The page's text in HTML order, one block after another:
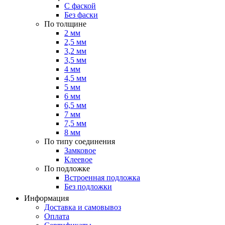
С фаской
Без фаски
По толщине
2 мм
2,5 мм
3,2 мм
3,5 мм
4 мм
4,5 мм
5 мм
6 мм
6,5 мм
7 мм
7,5 мм
8 мм
По типу соединения
Замковое
Клеевое
По подложке
Встроенная подложка
Без подложки
Информация
Доставка и самовывоз
Оплата